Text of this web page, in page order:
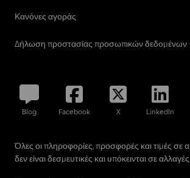
Κανόνες αγοράς
Δήλωση προστασίας προσωπικών δεδομένων
Blog Facebook X LinkedIn
Όλες οι πληροφορίες, προσφορές και τιμές σε
δεν είναι δεσμευτικές και υπόκεινται σε αλλαγές!